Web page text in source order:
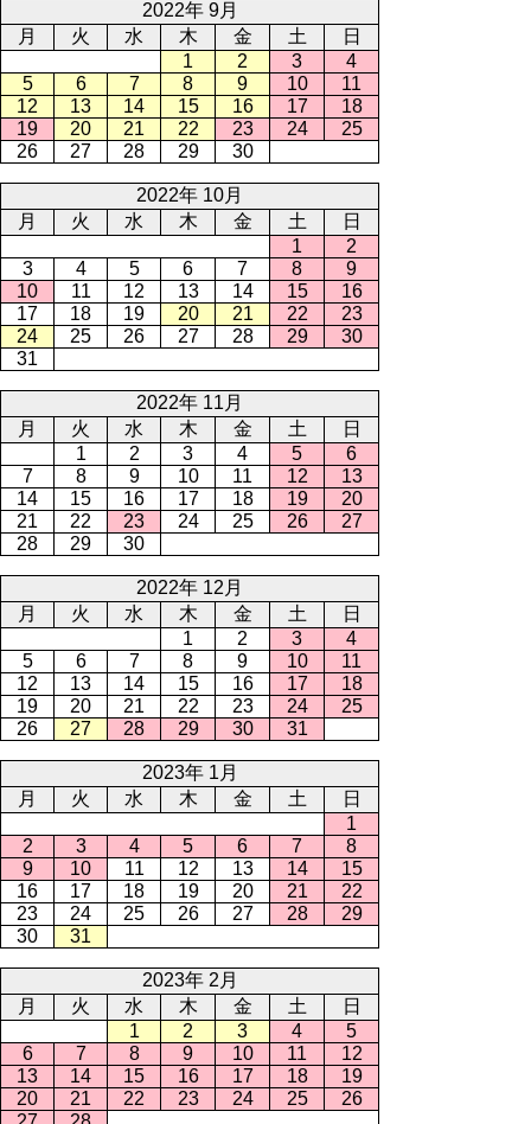
2022年 9月
月
火 水 木 金 土
日
1
2 3
4
5
6 7 8 9 10
11
12
13 14 15 16 17
18
19
20 21 22 23 24
25
26
27 28 29 30
2022年 10月
月
火 水 木 金 土
日
1
2
3
4 5 6 7 8
9
10
11 12 13 14 15
16
17
18 19 20 21 22
23
24
25 26 27 28 29
30
31
2022年 11月
月
火 水 木 金 土
日
1
2 3 4 5
6
7
8 9 10 11 12
13
14
15 16 17 18 19
20
21
22 23 24 25 26
27
28
29 30
2022年 12月
月
火 水 木 金 土
日
1
2 3
4
5
6 7 8 9 10
11
12
13 14 15 16 17
18
19
20 21 22 23 24
25
26
27 28 29 30 31
2023年 1月
月
火 水 木 金 土
日
1
2
3 4 5 6 7
8
9
10 11 12 13 14
15
16
17 18 19 20 21
22
23
24 25 26 27 28
29
30
31
2023年 2月
月
火 水 木 金 土
日
1
2 3 4
5
6
7 8 9 10 11
12
13
14 15 16 17 18
19
20
21 22 23 24 25
26